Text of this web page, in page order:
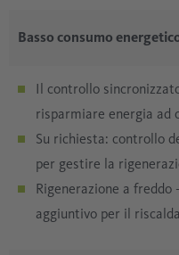
Basso consumo
Il controllo
risparmiare energia ad
Su richiesta: controllo
per gestire la
Rigenerazione a freddo
aggiuntivo per il